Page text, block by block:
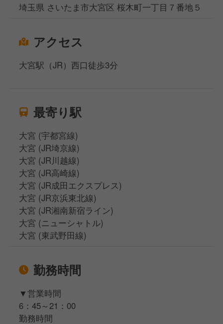
埼玉県 さいたま市大宮区 桜木町一丁目７番地５
アクセス
大宮駅（JR）西口徒歩3分
最寄り駅
大宮 (宇都宮線)
大宮 (JR埼京線)
大宮 (JR川越線)
大宮 (JR高崎線)
大宮 (JR成田エクスプレス)
大宮 (JR京浜東北線)
大宮 (JR湘南新宿ライン)
大宮 (ニューシャトル)
大宮 (東武野田線)
勤務時間
▼営業時間
6：45～21：00
勤務時間